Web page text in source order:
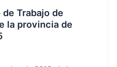
Trabajo de
la provincia de